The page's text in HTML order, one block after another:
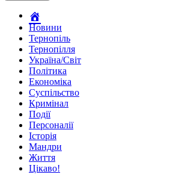
Новини
Тернопіль
Тернопілля
Україна/Світ
Політика
Економіка
Суспільство
Кримінал
Події
Персоналії
Історія
Мандри
Життя
Цікаво!